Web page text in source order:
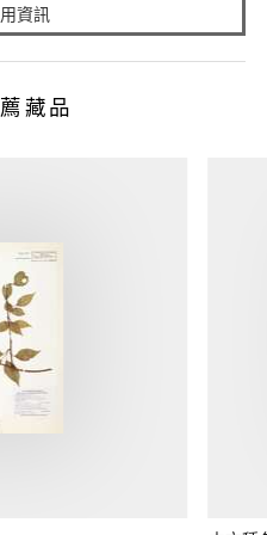
資訊
藏品